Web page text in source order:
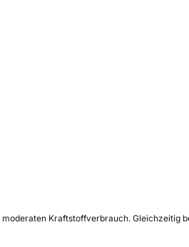
Kraftstoffverbrauch.